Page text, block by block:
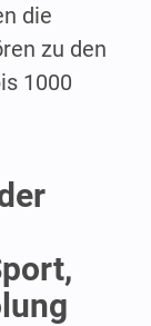
die
zu den
1000